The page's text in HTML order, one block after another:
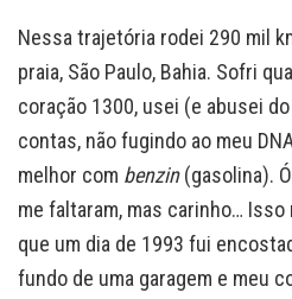
Nessa trajetória rodei 290 mil
praia, São Paulo, Bahia. Sofri
coração 1300, usei (e abusei
contas, não fugindo ao meu
melhor com benzin(gasolina).
me faltaram, mas carinho…
que um dia de 1993 fui
fundo de uma garagem e meu